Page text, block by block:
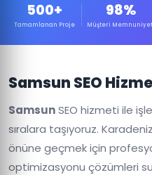
500+
Tamamlanan Proje
98%
Müşteri
Samsun SEO
SamsunSEO hizmeti ile
sıralara taşıyoruz.
önüne geçmek için
optimizasyonu çözümleri